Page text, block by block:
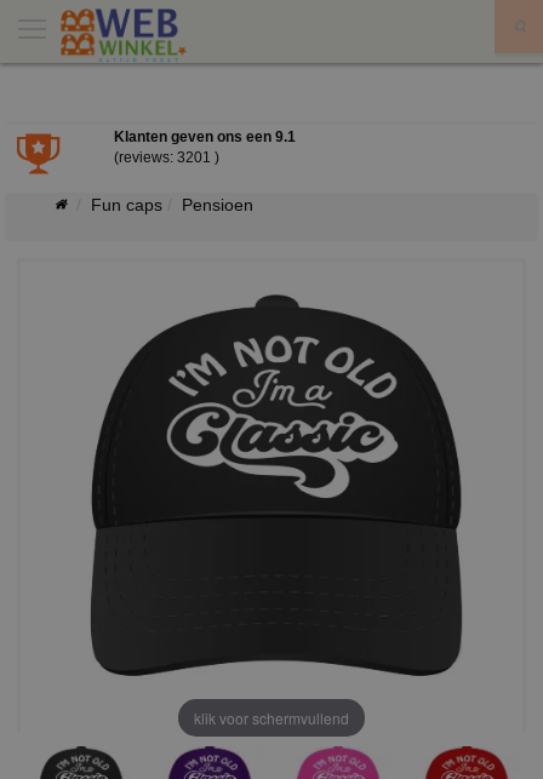
Klanten geven ons een 9.1
(reviews: 3201 )
Fun caps Pensioen
klik voor schermvullend